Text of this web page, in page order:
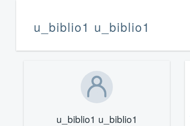
u_biblio1 u_biblio1
u_biblio1 u_biblio1